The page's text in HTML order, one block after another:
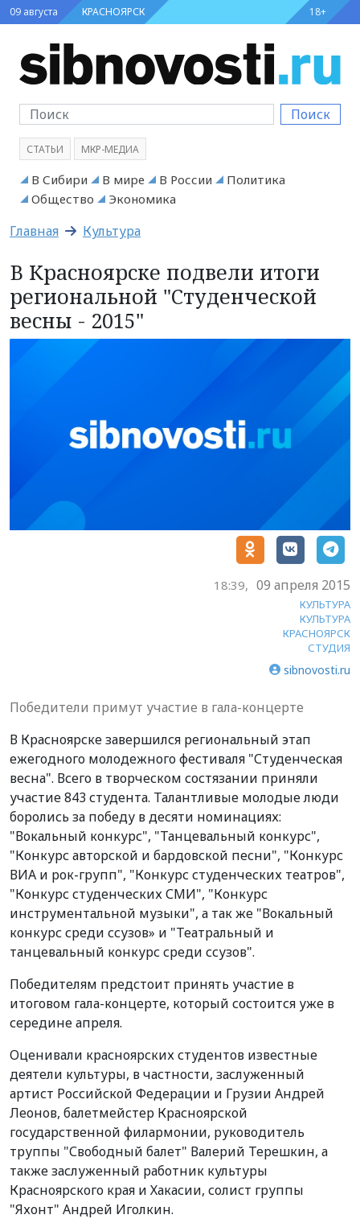
09 августа КРАСНОЯРСК 18+
Поиск
СТАТЬИ МКР-МЕДИА
В Сибири В мире В России
Политика
Общество
Экономика
Главная Культура
В Красноярске подвели итоги
региональной "Студенческой
весны - 2015"
18:39, 09 апреля 2015
КУЛЬТУРА
КУЛЬТУРА
КРАСНОЯРСК
СТУДИЯ
sibnovosti.ru
Победители примут участие в гала-концерте
В Красноярске завершился региональный этап
ежегодного молодежного фестиваля "Студенческая
весна". Всего в творческом состязании приняли
участие 843 студента. Талантливые молодые люди
боролись за победу в десяти номинациях:
"Вокальный конкурс", "Танцевальный конкурс",
"Конкурс авторской и бардовской песни", "Конкурс
ВИА и рок-групп", "Конкурс студенческих театров",
"Конкурс студенческих СМИ", "Конкурс
инструментальной музыки", а так же "Вокальный
конкурс среди ссузов» и "Театральный и
танцевальный конкурс среди ссузов".
Победителям предстоит принять участие в
итоговом гала-концерте, который состоится уже в
середине апреля.
Оценивали красноярских студентов известные
деятели культуры, в частности, заслуженный
артист Российской Федерации и Грузии Андрей
Леонов, балетмейстер Красноярской
государственной филармонии, руководитель
труппы "Свободный балет" Валерий Терешкин, а
также заслуженный работник культуры
Красноярского края и Хакасии, солист группы
"Яхонт" Андрей Иголкин.